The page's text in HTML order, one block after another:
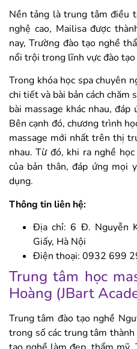
Nền tảng là trung tâm điều
nghệ cao, Mailisa được
nay, Trường đào tạo nghề
nổi trội trong lĩnh vực đào
Trong khóa học spa chuyên
chi tiết và bài bản cách chăm
bài massage khác nhau, đáp
Bên cạnh đó, chương trình
massage mới nhất trên thị
nhau. Từ đó, khi ra nghề
của bản thân, đáp ứng mọi
dụng.
Thông tin liên hệ:
Địa chỉ: 6 Đ. Nguyễn
Giấy, Hà Nội
Điện thoại: 0932 699
Trung tâm học
Hoàng (JBart
Trung tâm đào tạo nghề
trong số các trung tâm